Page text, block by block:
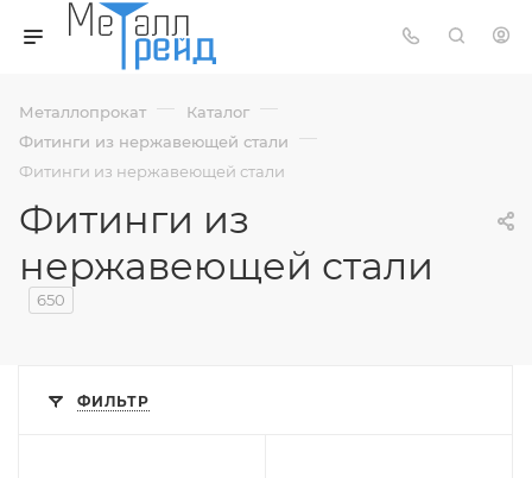
Металлопрокат — Каталог —
Фитинги из нержавеющей стали —
Фитинги из нержавеющей стали
Фитинги из
нержавеющей стали
650
ФИЛЬТР